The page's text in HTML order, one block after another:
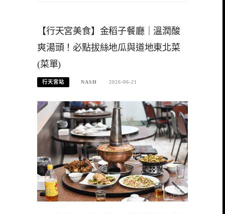
【行天宮美食】金稻子餐廳｜溫潤酸
爽湯頭！必點拔絲地瓜與道地東北菜
(菜單)
行天宮站 NASH 2026-06-21